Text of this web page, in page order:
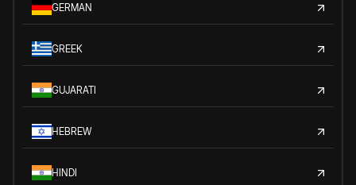
GERMAN
GREEK
GUJARATI
HEBREW
HINDI